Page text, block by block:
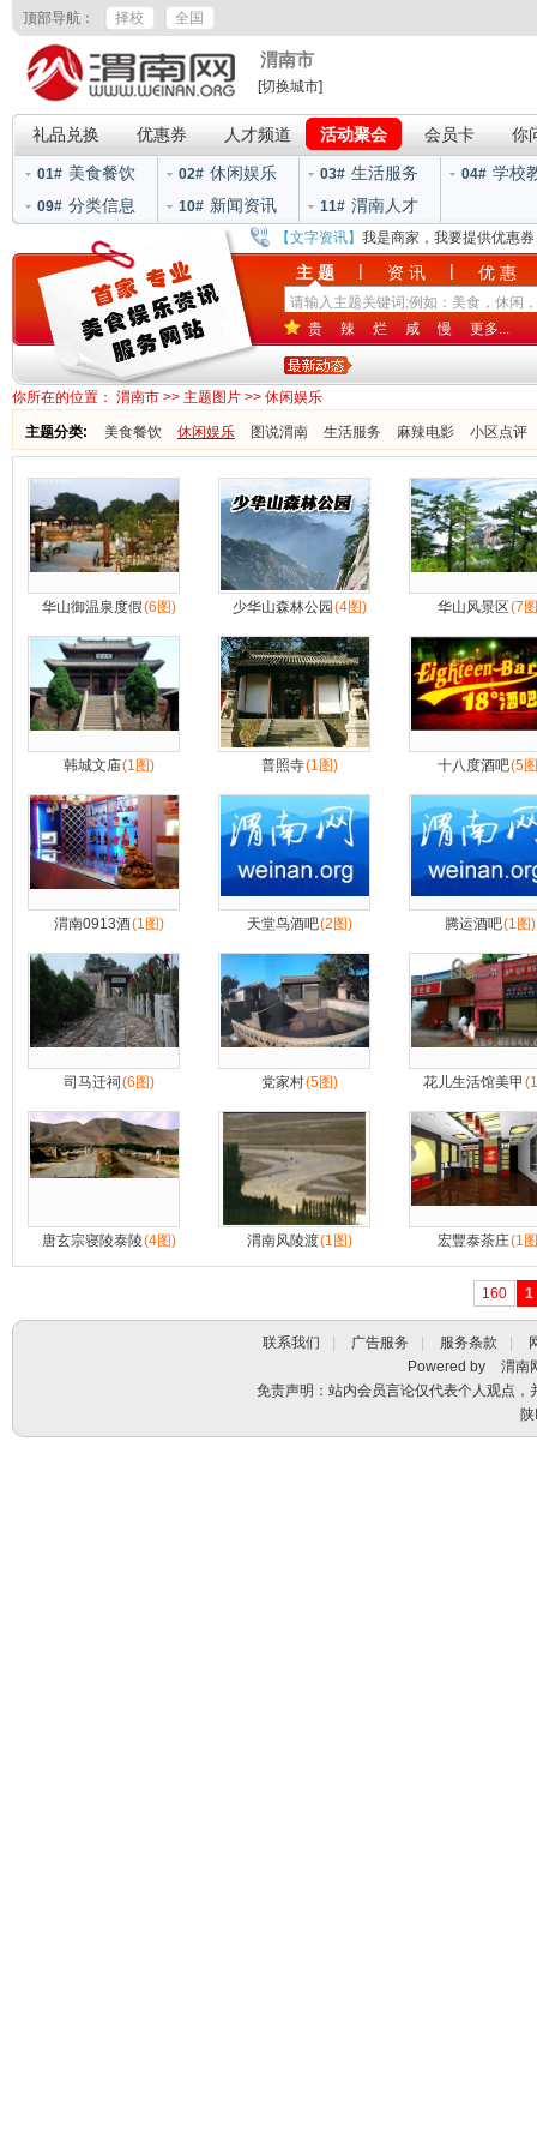
顶部导航： 择校 全国
渭南市
[切换城市]
礼品兑换 优惠券 人才频道 活动聚会 会员卡 你
01# 美食餐饮 02# 休闲娱乐 03# 生活服务 04# 学校
09# 分类信息 10# 新闻资讯 11# 渭南人才
【文字资讯】 我是商家，我要提供优惠
主 题 | 资 讯 | 优 惠
贵 辣 烂 咸 慢 更多...
你所在的位置： 渭南市 >> 主题图片 >> 休闲娱乐
美食餐饮 休闲娱乐 图说渭南 生活服务 麻辣电影 小区点评
主题分类:
华山御温泉度假(6图) 少华山森林公园 (4图) 华山风景区(7
韩城文庙(1图) 普照寺(1图) 十八度酒吧(5
渭南0913酒(1图) 天堂鸟酒吧(2图) 腾运酒吧(1图)
司马迁祠 (6图) 党家村(5图) 花儿生活馆美甲
唐玄宗寝陵泰陵(4图) 渭南风陵渡(1图) 宏豐泰茶庄(1
160 1
联系我们 广告服务 服务条款
Powered by
渭南
免责声明：站内会员言论仅代表个人观点